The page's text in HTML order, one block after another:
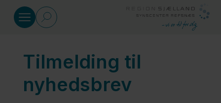
Specialrådgivning
Kurser
Tilmelding til
nyhedsbrev